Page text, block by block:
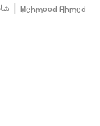
Mehmood Ahmed
|